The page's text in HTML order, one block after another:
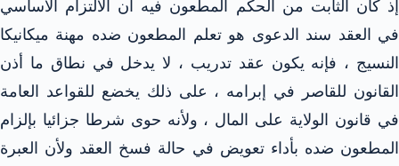
إذ كان الثابت من الحكم المطعون فيه أن الالتزام الأساسي
في العقد سند الدعوى هو تعلم المطعون ضده مهنة ميكانيكا
النسيج ، فإنه يكون عقد تدريب ، لا يدخل في نطاق ما أذن
القانون للقاصر في إبرامه ، على ذلك يخضع للقواعد العامة
في قانون الولاية على المال ، ولأنه حوى شرطا جزائيا بإلزام
المطعون ضده بأداء تعويض في حالة فسخ العقد ولأن العبرة